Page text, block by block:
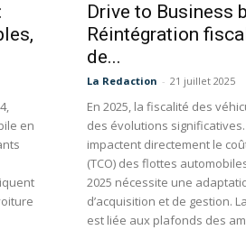
en
Drive to Business
Réintégration
de...
La Redaction - 21 juillet 2025
En 2025, la fiscalité des
des évolutions
impactent directement le
(TCO) des flottes
2025 nécessite une
d’acquisition et de gestion.
est liée aux plafonds des